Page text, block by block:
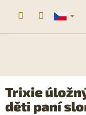
Trixie
děti paní